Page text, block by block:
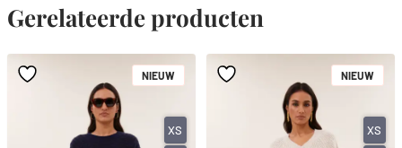
Gerelateerde producten
NIEUW
XS
NIEUW
XS